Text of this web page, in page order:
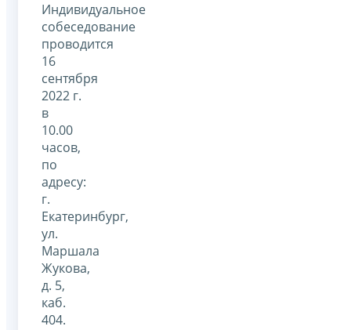
Индивидуальное
собеседование
проводится
16
сентября
2022 г.
в
10.00
часов,
по
адресу:
г.
Екатеринбург,
ул.
Маршала
Жукова,
д. 5,
каб.
404.